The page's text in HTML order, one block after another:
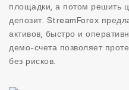
площадки, а потом решить
депозит. StreamForex
активов, быстро и
демо-счета позволяет
без рисков.